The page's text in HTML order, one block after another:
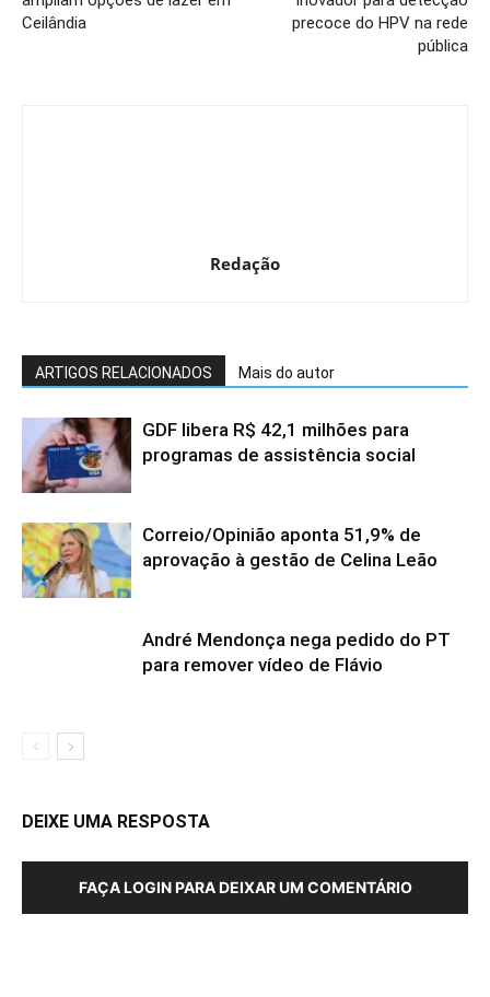
Ceilândia
precoce do HPV na rede
pública
Redação
ARTIGOS RELACIONADOS Mais do autor
GDF libera R$ 42,1 milhões para
programas de assistência social
Correio/Opinião aponta 51,9% de
aprovação à gestão de Celina Leão
André Mendonça nega pedido do PT
para remover vídeo de Flávio
DEIXE UMA RESPOSTA
FAÇA LOGIN PARA DEIXAR UM COMENTÁRIO